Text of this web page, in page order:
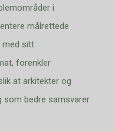
i
målrettede
med sitt
forenkler
at arkitekter og
som bedre samsvarer